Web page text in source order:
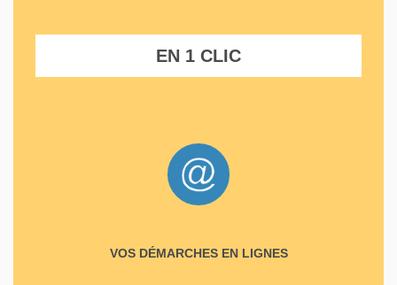
EN 1 CLIC
VOS DÉMARCHES EN LIGNES